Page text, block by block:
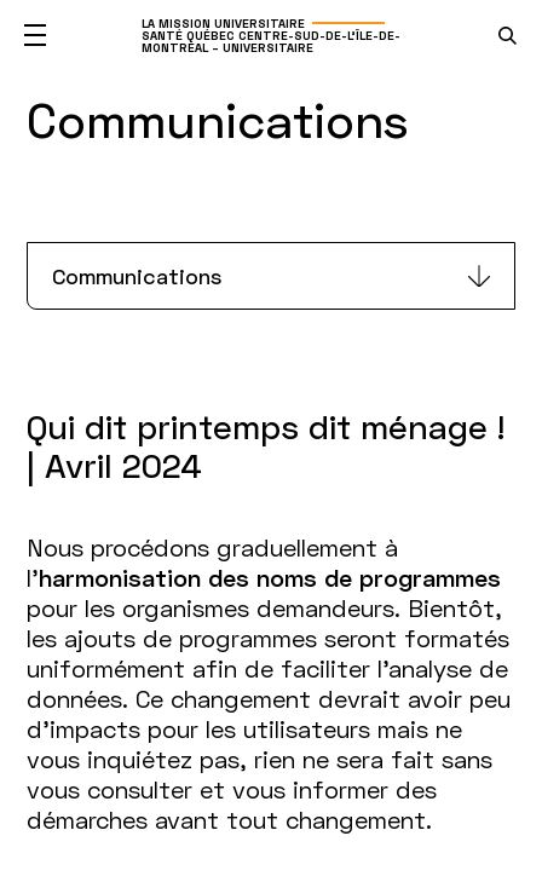
LA MISSION UNIVERSITAIRE
SANTÉ QUÉBEC CENTRE-SUD-DE-L'ÎLE-DE-
MONTRÉAL – UNIVERSITAIRE
Communications
Communications
Qui dit printemps dit ménage !
| Avril 2024
Nous procédons graduellement à
l’harmonisation des noms de programmes
pour les organismes demandeurs. Bientôt,
les ajouts de programmes seront formatés
uniformément afin de faciliter l’analyse de
données. Ce changement devrait avoir peu
d’impacts pour les utilisateurs mais ne
vous inquiétez pas, rien ne sera fait sans
vous consulter et vous informer des
démarches avant tout changement.